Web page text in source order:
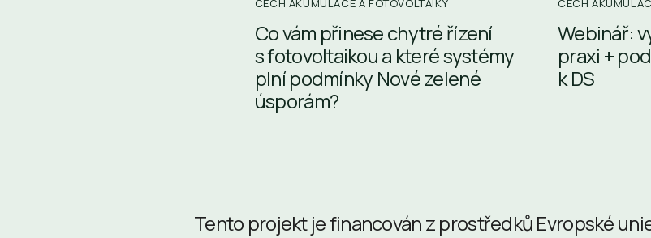
CECH AKUMULACE A FOTOVOLTAIKY
Co vám přinese chytré řízení
s fotovoltaikou a které systémy
plní podmínky Nové zelené
úsporám?
CECH
Webinář:
praxi +
k DS
Tento projekt je financován z prostředků Evropské